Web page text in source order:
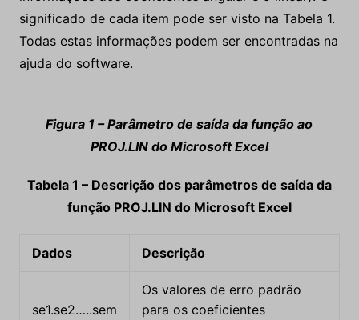
significado de cada item pode ser visto na Tabela 1.
Todas estas informações podem ser encontradas na
ajuda do software.
Figura 1 – Parâmetro de saída da função ao
PROJ.LIN do Microsoft Excel
Tabela 1 – Descrição dos parâmetros de saída da
função PROJ.LIN do Microsoft Excel
Dados Descrição
se1.se2…..sem
Os valores de erro padrão
para os coeficientes